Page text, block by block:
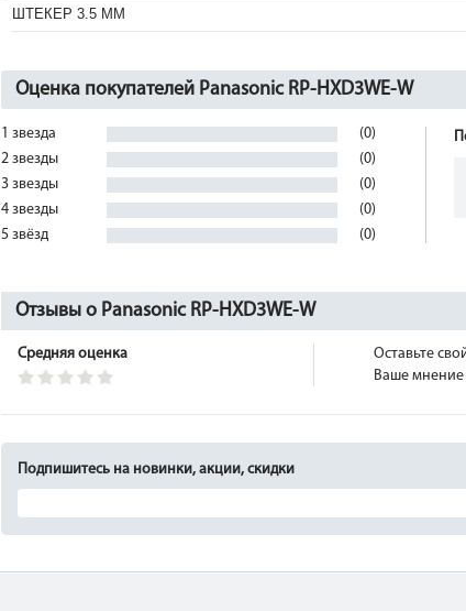
ШТЕКЕР 3.5 ММ
Оценка покупателей Panasonic RP-HXD3WE-W
1 звезда
(0)
2 звезды
(0)
3 звезды
(0)
4 звезды
(0)
5 звёзд
(0)
Отзывы о Panasonic RP-HXD3WE-W
Средняя оценка
Оставьте
Ваше мнение
Подпишитесь на новинки, акции, скидки